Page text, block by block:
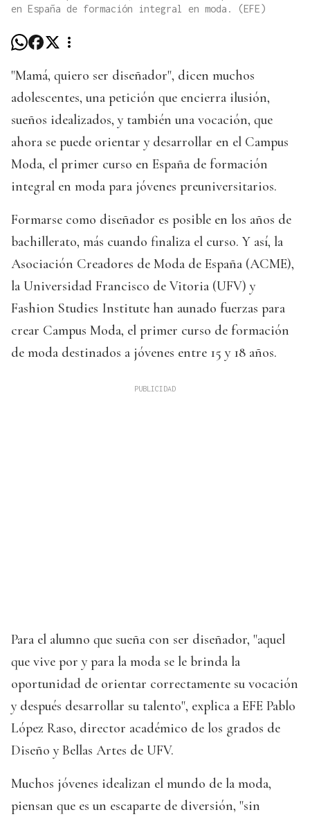
en España de formación integral en moda. (EFE)
"Mamá, quiero ser diseñador", dicen muchos
adolescentes, una petición que encierra ilusión,
sueños idealizados, y también una vocación, que
ahora se puede orientar y desarrollar en el Campus
Moda, el primer curso en España de formación
integral en moda para jóvenes preuniversitarios.
Formarse como diseñador es posible en los años de
bachillerato, más cuando finaliza el curso. Y así, la
Asociación Creadores de Moda de España (ACME),
la Universidad Francisco de Vitoria (UFV) y
Fashion Studies Institute han aunado fuerzas para
crear Campus Moda, el primer curso de formación
de moda destinados a jóvenes entre 15 y 18 años.
Para el alumno que sueña con ser diseñador, "aquel
que vive por y para la moda se le brinda la
oportunidad de orientar correctamente su vocación
y después desarrollar su talento", explica a EFE Pablo
López Raso, director académico de los grados de
Diseño y Bellas Artes de UFV.
Muchos jóvenes idealizan el mundo de la moda,
piensan que es un escaparte de diversión, "sin